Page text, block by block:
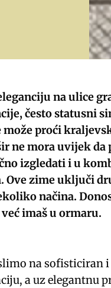
na ulice
često statusni
može proći
ne mora uvijek
izgledati i u
zime uključi
načina.
imaš u ormaru.
na sofisticiran
a uz elegantnu